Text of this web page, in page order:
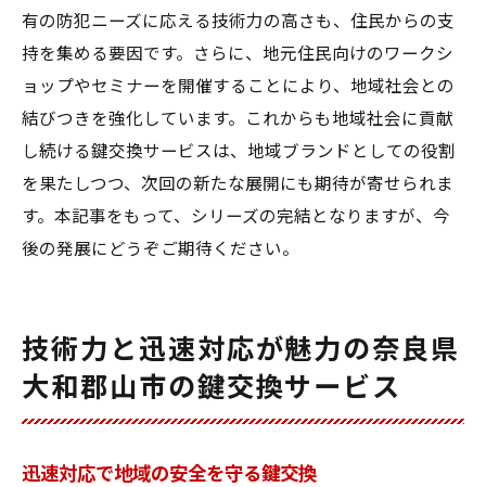
有の防犯ニーズに応える技術力の高さも、住民からの支
持を集める要因です。さらに、地元住民向けのワークシ
ョップやセミナーを開催することにより、地域社会との
結びつきを強化しています。これからも地域社会に貢献
し続ける鍵交換サービスは、地域ブランドとしての役割
を果たしつつ、次回の新たな展開にも期待が寄せられま
す。本記事をもって、シリーズの完結となりますが、今
後の発展にどうぞご期待ください。
技術力と迅速対応が魅力の奈良県
大和郡山市の鍵交換サービス
迅速対応で地域の安全を守る鍵交換